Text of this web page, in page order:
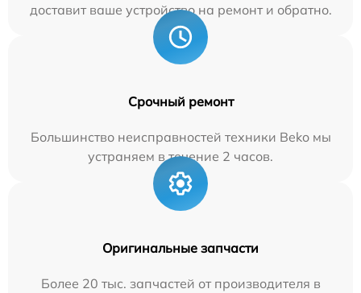
доставит ваше устройство на ремонт и обратно.
Срочный ремонт
Большинство неисправностей техники Beko мы
устраняем в течение 2 часов.
Оригинальные запчасти
Более 20 тыс. запчастей от производителя в